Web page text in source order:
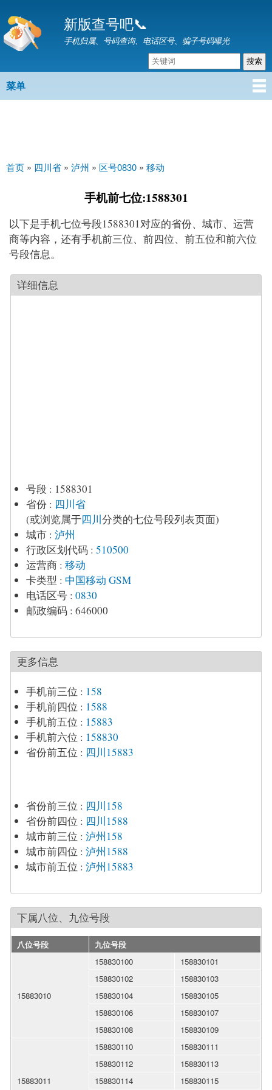
转
到
要
容
新版查号吧📞
手机归属、号码查询、电话区号、骗子号码曝光
主菜单
菜单
你在这里
首页 » 四川省 » 泸州 » 区号0830 » 移动
手机前七位:1588301
以下是手机七位号段1588301对应的省份、城市、运营
商等内容，还有手机前三位、前四位、前五位和前六位
号段信息。
详细信息
号段 : 1588301
省份 : 四川省
(或浏览属于四川分类的七位号段列表页面)
城市 : 泸州
行政区划代码 : 510500
运营商 : 移动
卡类型 : 中国移动 GSM
电话区号 : 0830
邮政编码 : 646000
更多信息
手机前三位 : 158
手机前四位 : 1588
手机前五位 : 15883
手机前六位 : 158830
省份前五位 : 四川15883
省份前三位 : 四川158
省份前四位 : 四川1588
城市前三位 : 泸州158
城市前四位 : 泸州1588
城市前五位 : 泸州15883
下属八位、九位号段
八位号段 九位号段
15883010
158830100
158830101
158830102
158830103
158830104
158830105
158830106
158830107
158830108
158830109
15883011
158830110
158830111
158830112
158830113
158830114
158830115